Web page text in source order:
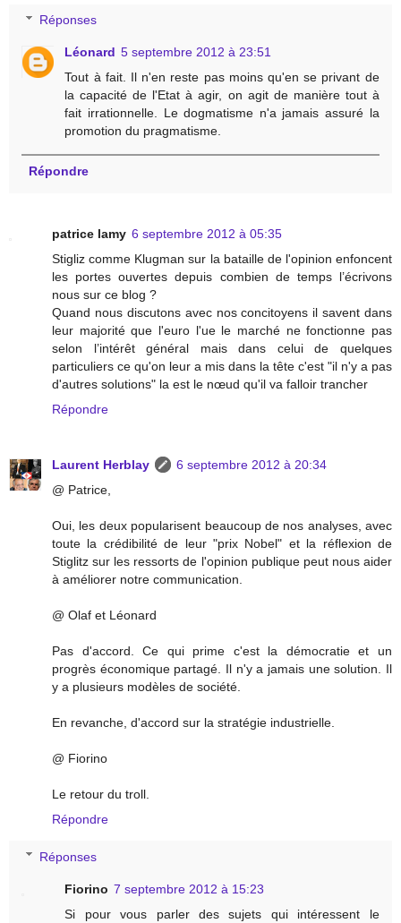
Réponses
Léonard 5 septembre 2012 à 23:51
Tout à fait. Il n'en reste pas moins qu'en se privant de
la capacité de l'Etat à agir, on agit de manière tout à
fait irrationnelle. Le dogmatisme n'a jamais assuré la
promotion du pragmatisme.
Répondre
patrice lamy 6 septembre 2012 à 05:35
Stigliz comme Klugman sur la bataille de l'opinion enfoncent
les portes ouvertes depuis combien de temps l’écrivons
nous sur ce blog ?
Quand nous discutons avec nos concitoyens il savent dans
leur majorité que l'euro l'ue le marché ne fonctionne pas
selon l’intérêt général mais dans celui de quelques
particuliers ce qu'on leur a mis dans la tête c'est "il n'y a pas
d'autres solutions" la est le nœud qu'il va falloir trancher
Répondre
Laurent Herblay
6 septembre 2012 à 20:34
@ Patrice,
Oui, les deux popularisent beaucoup de nos analyses, avec
toute la crédibilité de leur "prix Nobel" et la réflexion de
Stiglitz sur les ressorts de l'opinion publique peut nous aider
à améliorer notre communication.
@ Olaf et Léonard
Pas d'accord. Ce qui prime c'est la démocratie et un
progrès économique partagé. Il n'y a jamais une solution. Il
y a plusieurs modèles de société.
En revanche, d'accord sur la stratégie industrielle.
@ Fiorino
Le retour du troll.
Répondre
Réponses
Fiorino 7 septembre 2012 à 15:23
Si pour vous parler des sujets qui intéressent le